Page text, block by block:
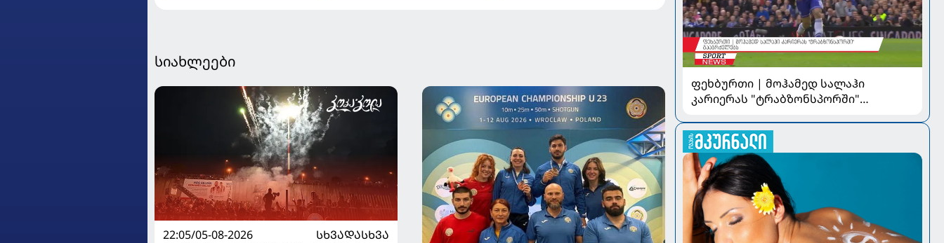
სიახლეები
22:05/05-08-2026
ᲡᲮᲕᲐᲓᲐᲡᲮᲕᲐ
ფეხბურთი | მოჰამედ სალაჰი
კარიერას "ტრაბზონსპორში"